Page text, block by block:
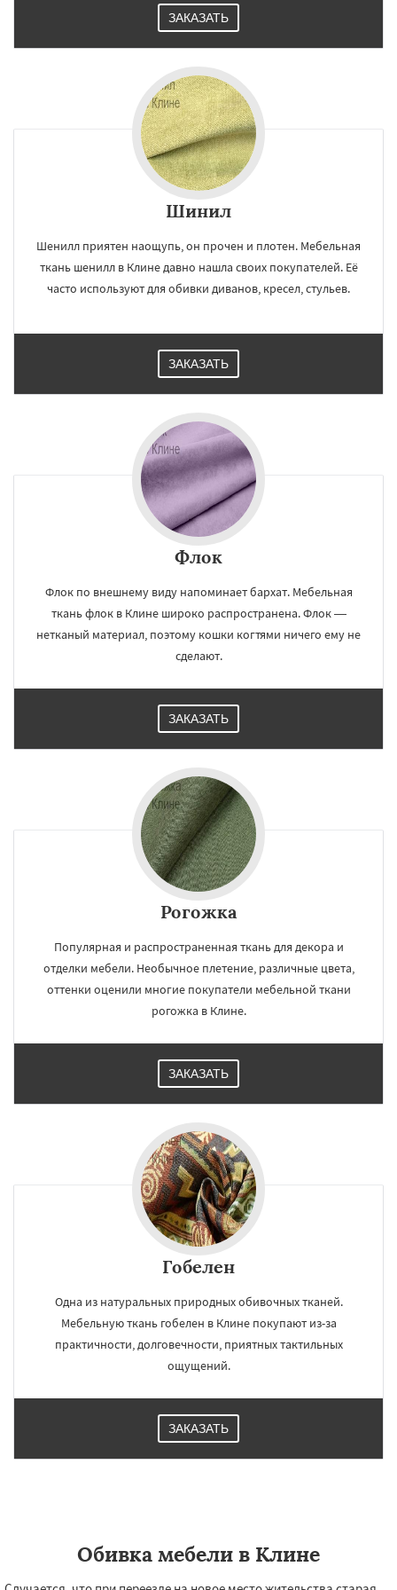
ЗАКАЗАТЬ
Шинил
Шенилл приятен наощупь, он прочен и плотен. Мебельная
ткань шенилл в Клине давно нашла своих покупателей. Её
часто используют для обивки диванов, кресел, стульев.
ЗАКАЗАТЬ
Флок
Флок по внешнему виду напоминает бархат. Мебельная
ткань флок в Клине широко распространена. Флок —
нетканый материал, поэтому кошки когтями ничего ему не
сделают.
ЗАКАЗАТЬ
Рогожка
Популярная и распространенная ткань для декора и
отделки мебели. Необычное плетение, различные цвета,
оттенки оценили многие покупатели мебельной ткани
рогожка в Клине.
ЗАКАЗАТЬ
Гобелен
Одна из натуральных природных обивочных тканей.
Мебельную ткань гобелен в Клине покупают из-за
практичности, долговечности, приятных тактильных
ощущений.
ЗАКАЗАТЬ
Обивка мебели в Клине